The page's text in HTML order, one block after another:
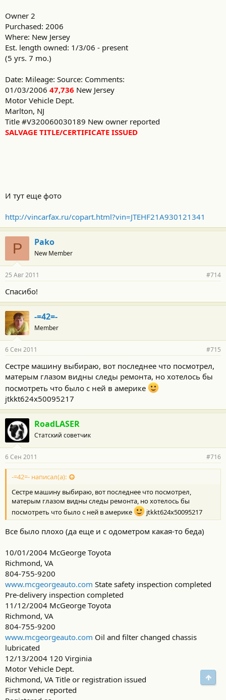
Owner 2
Purchased: 2006
Where: New Jersey
Est. length owned: 1/3/06 - present
(5 yrs. 7 mo.)
Date: Mileage: Source: Comments:
01/03/2006 47,736 New Jersey
Motor Vehicle Dept.
Marlton, NJ
Title #V320060030189 New owner reported
SALVAGE TITLE/CERTIFICATE ISSUED
И тут еще фото
http://vincarfax.ru/copart.html?vin=JTEHF21A930121341
P Pako
New Member
25 Авг 2011 #714
Спасибо!
-=42=-
Member
6 Сен 2011 #715
Сестре машину выбираю, вот последнее что посмотрел,
матерым глазом видны следы ремонта, но хотелось бы
посмотреть что было с ней в америке
jtkkt624x50095217
RoadLASER
Статский советчик
6 Сен 2011 #716
-=42=- написал(а):
Сестре машину выбираю, вот последнее что посмотрел,
матерым глазом видны следы ремонта, но хотелось бы
посмотреть что было с ней в америке
jtkkt624x50095217
Все было плохо (да еще и с одометром какая-то беда)
10/01/2004 McGeorge Toyota
Richmond, VA
804-755-9200
www.mcgeorgeauto.com State safety inspection completed
Pre-delivery inspection completed
11/12/2004 McGeorge Toyota
Richmond, VA
804-755-9200
www.mcgeorgeauto.com Oil and filter changed chassis
lubricated
12/13/2004 120 Virginia
Motor Vehicle Dept.
Richmond, VA Title or registration issued
First owner reported